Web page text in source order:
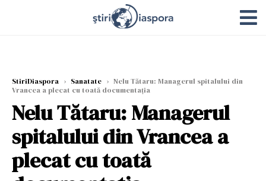
StiriDiaspora › Sanatate › Nelu Tătaru: Managerul spitalului din
Vrancea a plecat cu toată documentaţia
Nelu Tătaru: Managerul
spitalului din Vrancea a
plecat cu toată